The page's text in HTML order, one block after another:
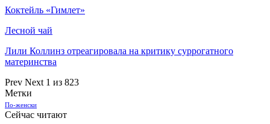
Коктейль «Гимлет»
Лесной чай
Лили Коллинз отреагировала на критику суррогатного
материнства
Prev Next 1 из 823
Метки
По-женски
Сейчас читают